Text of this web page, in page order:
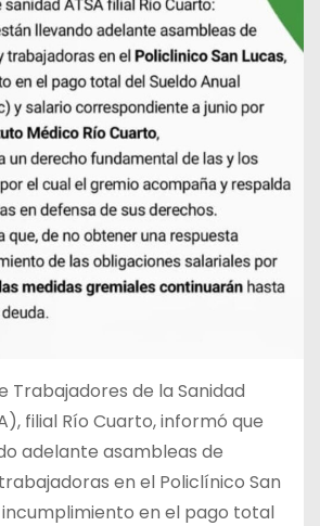
Trabajadores de la Sanidad
filial Río Cuarto, informó que
adelante asambleas de
en el Policlínico San
incumplimiento en el pago total